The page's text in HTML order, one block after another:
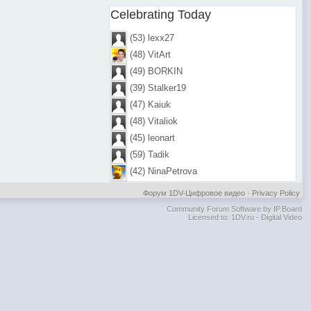
Celebrating Today
(53) lexx27
(48) VitArt
(49) BORKIN
(39) Stalker19
(47) Kaiuk
(48) Vitaliok
(45) leonart
(59) Tadik
(42) NinaPetrova
Privacy Policy
Форум 1DV-Цифровое видео·
Community Forum Software by IP.Board
Licensed to: 1DV.ru - Digital Video